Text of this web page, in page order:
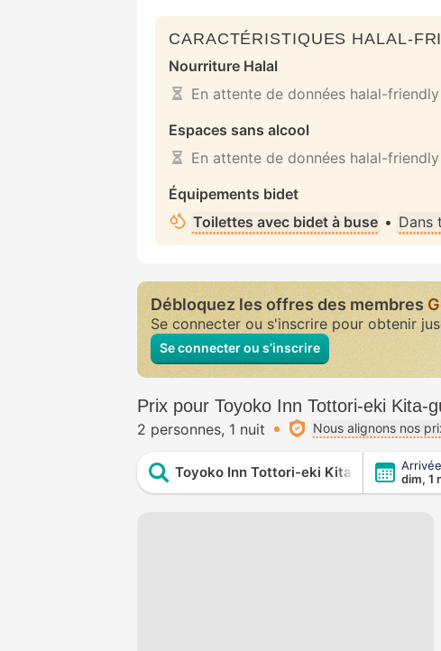
CARACTÉRISTIQUES HALAL-
Nourriture Halal
En attente de données halal-friendly
Espaces sans alcool
En attente de données halal-friendly
Équipements bidet
Toilettes avec bidet à buse • Dans
Débloquez les offres des membres
Se connecter ou s'inscrire pour obtenir
Se connecter ou s’inscrire
Prix pour Toyoko Inn Tottori-eki Kita-
2 personnes 1 nuit Nous alignons nos
Toyoko Inn Tottori-eki Kita-guchi Arrivée
dim, 1